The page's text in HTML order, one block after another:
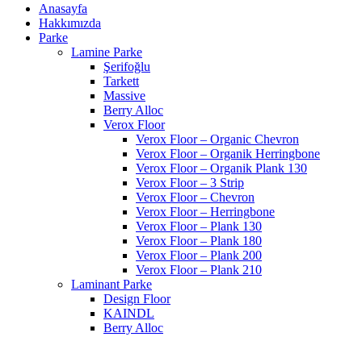
Anasayfa
Hakkımızda
Parke
Lamine Parke
Şerifoğlu
Tarkett
Massive
Berry Alloc
Verox Floor
Verox Floor – Organic Chevron
Verox Floor – Organik Herringbone
Verox Floor – Organik Plank 130
Verox Floor – 3 Strip
Verox Floor – Chevron
Verox Floor – Herringbone
Verox Floor – Plank 130
Verox Floor – Plank 180
Verox Floor – Plank 200
Verox Floor – Plank 210
Laminant Parke
Design Floor
KAINDL
Berry Alloc